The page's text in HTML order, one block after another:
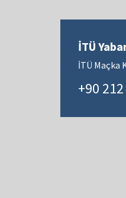
İTÜ
İTÜ Maçka
+90